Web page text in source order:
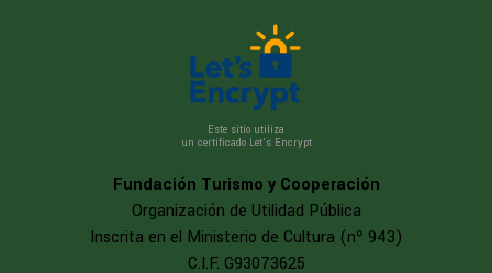
Este sitio utiliza
un certificado Let’s Encrypt
Fundación Turismo y Cooperación
Organización de Utilidad Pública
Inscrita en el Ministerio de Cultura (nº 943)
C.I.F. G93073625